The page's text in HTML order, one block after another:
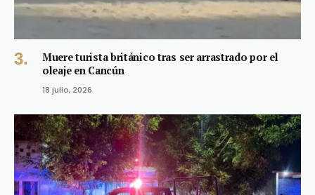
Muere turista británico tras ser arrastrado por el
oleaje en Cancún
18 julio, 2026